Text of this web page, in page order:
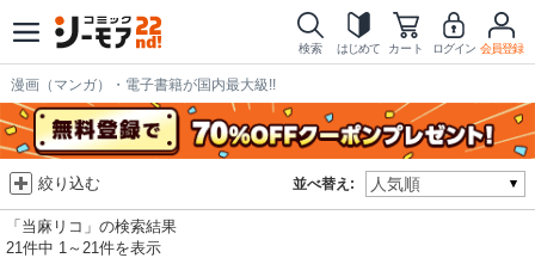
検索 はじめて カート ログイン 会員登録
漫画（マンガ）・電子書籍が国内最大級!!
並べ替え:
絞り込む
「当麻リコ」の検索結果
21件中 1～21件を表示